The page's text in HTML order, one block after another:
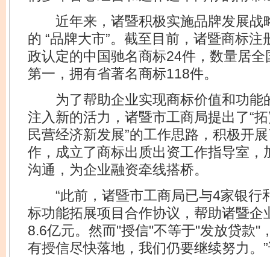
近年来，诸暨积极实施品牌发展战
的 “品牌大市”。截至目前，诸暨商标注
政认定的中国驰名商标24件，数量居
第一，拥有省著名商标118件。
为了帮助企业实现商标价值和功能
注入新的活力，诸暨市工商局提出了“
民营经济新发展”的工作思路，积极开
作，成立了商标出质出资工作指导室，
沟通，为企业融资牵线搭桥。
“此前，诸暨市工商局已与4家银行
标功能拓展项目合作协议，帮助诸暨企
8.6亿元。然而"授信"不等于"发放贷款"
有授信尽快落地，我们仍要继续努力。